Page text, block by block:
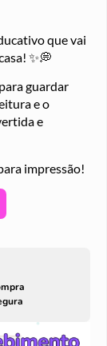
que vai
✨💭
guardar
e o
e
impressão!